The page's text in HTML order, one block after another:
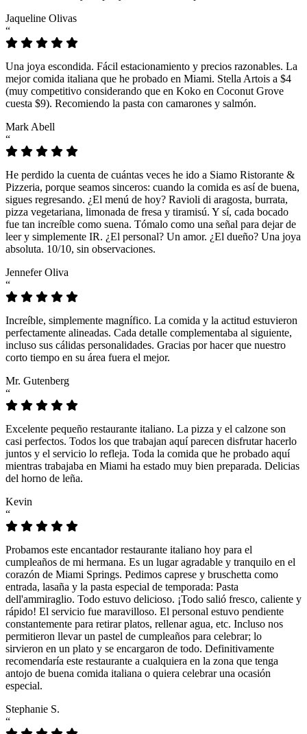
Jaqueline Olivas
“
Una joya escondida. Fácil estacionamiento y precios razonables. La
mejor comida italiana que he probado en Miami. Stella Artois a $4
(muy competitivo considerando que en Koko en Coconut Grove
cuesta $9). Recomiendo la pasta con camarones y salmón.
Mark Abell
“
He perdido la cuenta de cuántas veces he ido a Siamo Ristorante &
Pizzeria, porque seamos sinceros: cuando la comida es así de buena,
sigues regresando. ¿El menú de hoy? Ravioli di aragosta, burrata,
pizza vegetariana, limonada de fresa y tiramisú. Y sí, cada bocado
fue tan increíble como suena. Tómalo como una señal para dejar de
leer y simplemente IR. ¿El personal? Un amor. ¿El dueño? Una joya
absoluta. 10/10, sin observaciones.
Jennefer Oliva
“
Increíble, simplemente magnífico. La comida y la actitud estuvieron
perfectamente alineadas. Cada detalle complementaba al siguiente,
incluso sus cálidas personalidades. Gracias por hacer que nuestro
corto tiempo en su área fuera el mejor.
Mr. Gutenberg
“
Excelente pequeño restaurante italiano. La pizza y el calzone son
casi perfectos. Todos los que trabajan aquí parecen disfrutar hacerlo
juntos y el servicio lo refleja. Toda la comida que he probado aquí
mientras trabajaba en Miami ha estado muy bien preparada. Delicias
del horno de leña.
Kevin
“
Probamos este encantador restaurante italiano hoy para el
cumpleaños de mi hermana. Es un lugar agradable y tranquilo en el
corazón de Miami Springs. Pedimos caprese y bruschetta como
entrada, lasaña y la pasta especial de temporada: Pasta
dell'ammiraglio. Todo estuvo delicioso. ¡Todo salió fresco, caliente y
rápido! El servicio fue maravilloso. El personal estuvo pendiente
constantemente para retirar platos, rellenar agua, etc. Incluso nos
permitieron llevar un pastel de cumpleaños para celebrar; lo
sirvieron en un plato y se encargaron de todo. Definitivamente
recomendaría este restaurante a cualquiera en la zona que tenga
antojo de buena comida italiana o quiera celebrar una ocasión
especial.
Stephanie S.
“